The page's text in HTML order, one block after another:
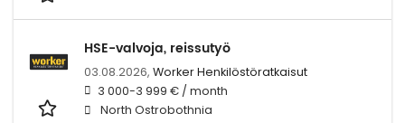
HSE-valvoja, reissutyö
03.08.2026, Worker Henkilöstöratkaisut
3 000-3 999 € / month
North Ostrobothnia